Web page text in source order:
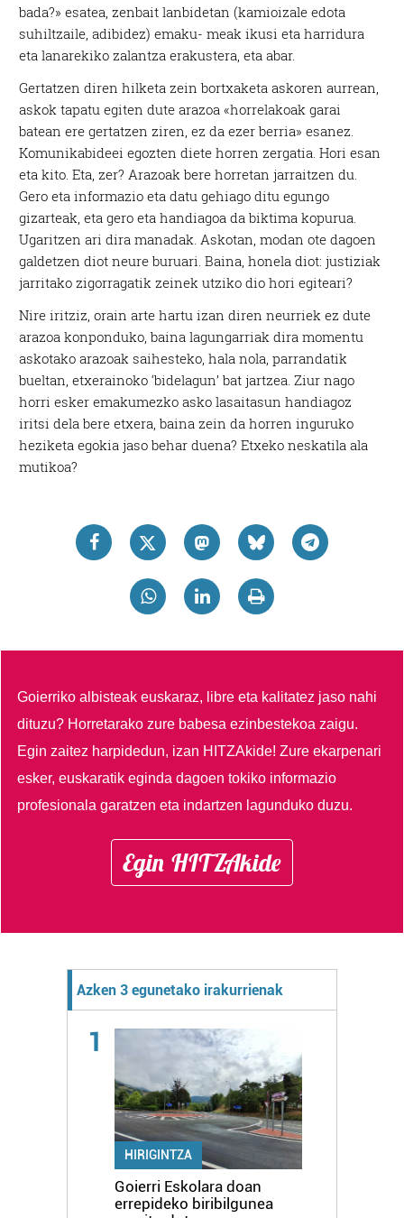
bada?» esatea, zenbait lanbidetan (kamioizale edota
suhiltzaile, adibidez) emaku- meak ikusi eta harridura
eta lanarekiko zalantza erakustera, eta abar.
Gertatzen diren hilketa zein bortxaketa askoren aurrean,
askok tapatu egiten dute arazoa «horrelakoak garai
batean ere gertatzen ziren, ez da ezer berria» esanez.
Komunikabideei egozten diete horren zergatia. Hori esan
eta kito. Eta, zer? Arazoak bere horretan jarraitzen du.
Gero eta informazio eta datu gehiago ditu egungo
gizarteak, eta gero eta handiagoa da biktima kopurua.
Ugaritzen ari dira manadak. Askotan, modan ote dagoen
galdetzen diot neure buruari. Baina, honela diot: justiziak
jarritako zigorragatik zeinek utziko dio hori egiteari?
Nire iritziz, orain arte hartu izan diren neurriek ez dute
arazoa konponduko, baina lagungarriak dira momentu
askotako arazoak saihesteko, hala nola, parrandatik
bueltan, etxerainoko ‘bidelagun’ bat jartzea. Ziur nago
horri esker emakumezko asko lasaitasun handiagoz
iritsi dela bere etxera, baina zein da horren inguruko
heziketa egokia jaso behar duena? Etxeko neskatila ala
mutikoa?
Goierriko albisteak euskaraz, libre eta kalitatez jaso nahi
dituzu? Horretarako zure babesa ezinbestekoa zaigu.
Egin zaitez harpidedun, izan HITZAkide!Zure ekarpenari
esker, euskaratik eginda dagoen tokiko informazio
profesionala garatzen eta indartzen lagunduko duzu.
Egin HITZAkide
Azken 3 egunetako irakurrienak
1
HIRIGINTZA
Goierri Eskolara doan
errepideko biribilgunea